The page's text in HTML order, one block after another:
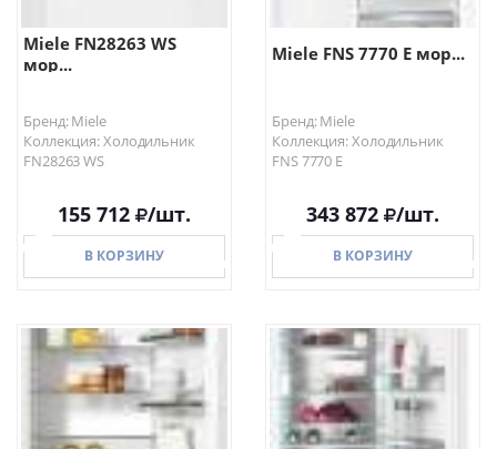
Miele FN28263 WS
мор...
Бренд: Miele
Коллекция: Холодильник
FN28263 WS
155 712 /шт.
В КОРЗИНУ
В КОРЗИНУ
Miele FNS 7770 E мор...
Бренд: Miele
Коллекция: Холодильник
FNS 7770 E
343 872 /шт.
В КОРЗИНУ
В КОРЗИНУ